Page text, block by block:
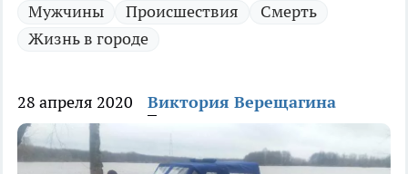
Мужчины Происшествия
Смерть
Жизнь в городе
28 апреля 2020 Виктория Верещагина